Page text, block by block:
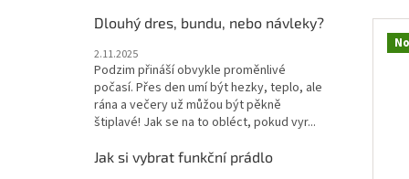
Dlouhý dres, bundu, nebo návleky?
2.11.2025
Podzim přináší obvykle proměnlivé
počasí. Přes den umí být hezky, teplo, ale
rána a večery už můžou být pěkně
štiplavé! Jak se na to obléct, pokud vyr...
Jak si vybrat funkční prádlo